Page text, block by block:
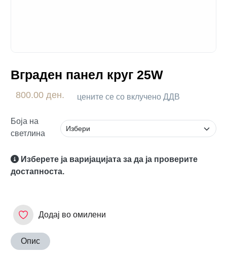
Вграден панел круг 25W
800.00 ден. цените се со вклучено ДДВ
Боја на
светлина
Изберете ја варијацијата за да ја проверите
достапноста.
Додај во омилени
Опис